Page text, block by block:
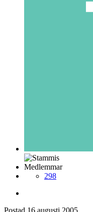
Medlemmar
298
Postad 16 augusti 2005